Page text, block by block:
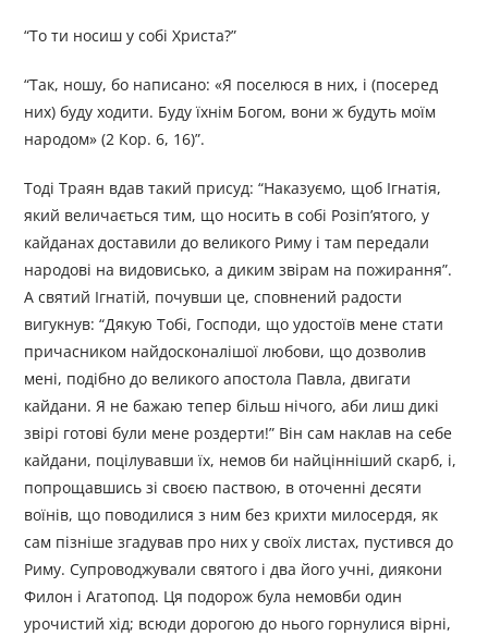
“То ти носиш у собі Христа?”
“Так, ношу, бо написано: «Я поселюся в них, і (посеред
них) буду ходити. Буду їхнім Богом, вони ж будуть моїм
народом» (2 Кор. 6, 16)”.
Тоді Траян вдав такий присуд: “Наказуємо, щоб Ігнатія,
який величається тим, що носить в собі Розіп’ятого, у
кайданах доставили до великого Риму і там передали
народові на видовисько, а диким звірам на пожирання”.
А святий Ігнатій, почувши це, сповнений радости
вигукнув: “Дякую Тобі, Господи, що удостоїв мене стати
причасником найдосконалішої любови, що дозволив
мені, подібно до великого апостола Павла, двигати
кайдани. Я не бажаю тепер більш нічого, аби лиш дикі
звірі готові були мене роздерти!” Він сам наклав на себе
кайдани, поцілувавши їх, немов би найцінніший скарб, і,
попрощавшись зі своєю паствою, в оточенні десяти
воїнів, що поводилися з ним без крихти милосердя, як
сам пізніше згадував про них у своїх листах, пустився до
Риму. Супроводжували святого і два його учні, диякони
Филон і Агатопод. Ця подорож була немовби один
урочистий хід; всюди дорогою до нього горнулися вірні,